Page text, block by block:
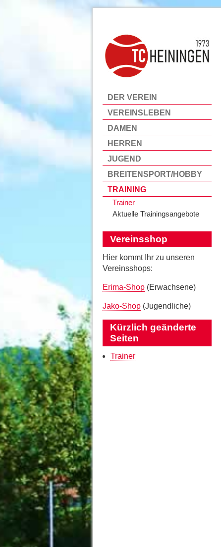
DER VEREIN
VEREINSLEBEN
DAMEN
HERREN
JUGEND
BREITENSPORT/HOBBY
TRAINING
Trainer
Aktuelle Trainingsangebote
Vereinsshop
Hier kommt Ihr zu unseren
Vereinsshops:
Erima-Shop (Erwachsene)
Jako-Shop (Jugendliche)
Kürzlich geänderte
Seiten
Trainer